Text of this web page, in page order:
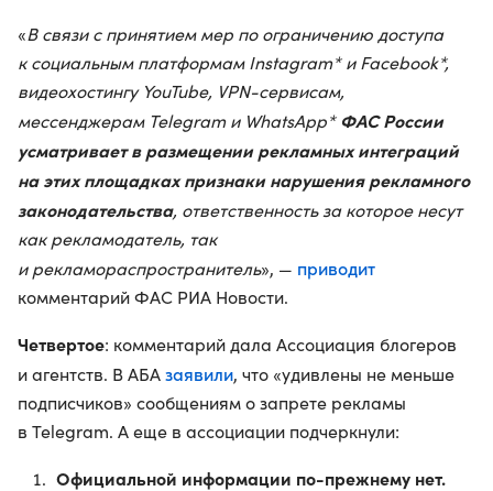
«В связи с принятием мер по ограничению доступа
к социальным платформам Instagram* и Facebook*,
видеохостингу YouTube, VPN-сервисам,
мессенджерам Telegram и WhatsApp* ФАС России
усматривает в размещении рекламных интеграций
на этих площадках признаки нарушения рекламного
законодательства, ответственность за которое несут
как рекламодатель, так
и рекламораспространитель», — приводит
комментарий ФАС РИА Новости.
Четвертое: комментарий дала Ассоциация блогеров
и агентств. В АБАзаявили, что «удивлены не меньше
подписчиков» сообщениям о запрете рекламы
в Telegram. А еще в ассоциации подчеркнули:
Официальной информации по-прежнему нет.